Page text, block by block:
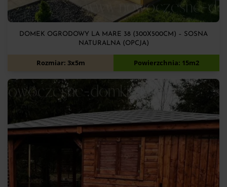
DOMEK OGRODOWY LA MARE 38 (300X500CM) – SOSNA
NATURALNA (OPCJA)
10 850zł
Rozmiar: 3x5m Powierzchnia: 15m2